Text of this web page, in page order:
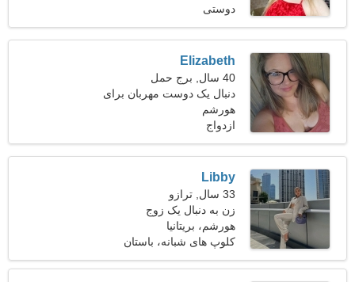
کیلوگرم (114 پوند)
دوستی
Elizabeth
40 سال, برج حمل
دنبال یک دوست مهربان برای
خانواده هستم
هورشم
ازدواج
Libby
33 سال, ترازو
زن به دنبال یک زوج
هورشم، بریتانیا
کلوپ های شبانه، باستان
شناسی